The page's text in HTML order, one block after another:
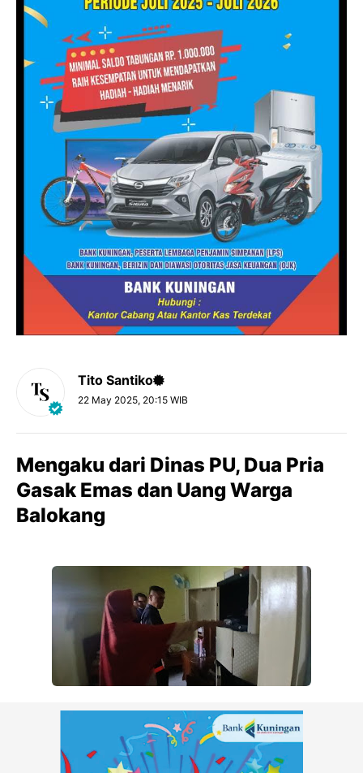
Tito Santiko
22 May 2025, 20:15 WIB
Mengaku dari Dinas PU, Dua Pria
Gasak Emas dan Uang Warga
Balokang